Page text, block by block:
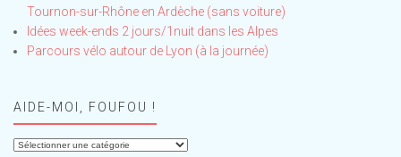
Tournon-sur-Rhône en Ardèche (sans voiture)
Idées week-ends 2 jours/1nuit dans les Alpes
Parcours vélo autour de Lyon (à la journée)
AIDE-MOI, FOUFOU !
Aide-